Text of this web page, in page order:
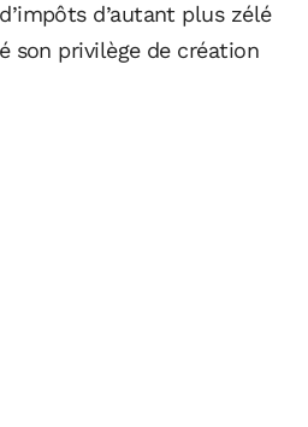
d’autant plus zélé
son privilège de création